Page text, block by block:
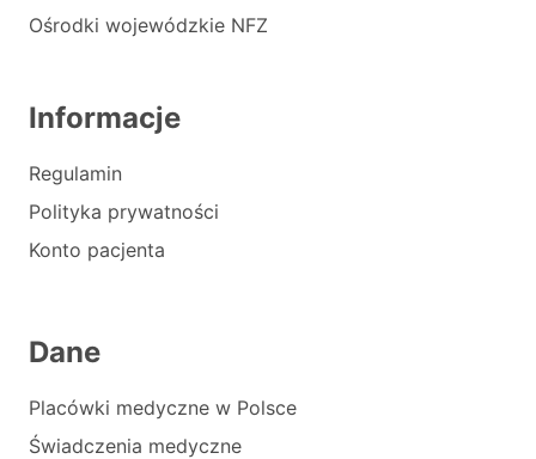
Ośrodki wojewódzkie NFZ
Informacje
Regulamin
Polityka prywatności
Konto pacjenta
Dane
Placówki medyczne w Polsce
Świadczenia medyczne